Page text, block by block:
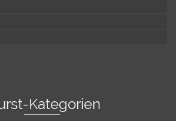
Kategorien